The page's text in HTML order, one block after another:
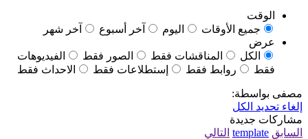
الوقت
جميع الأوقات
اليوم آخر أسبوع
آخر شهر
عرض
الكل
المناقشات فقط الصور فقط
الفيديوهات
فقط
روابط فقط إستطلاعات فقط الاحداث فقط
مصفى بواسطة:
إلغاء تحديد الكل
مشاركات جديدة
السابق template التالي